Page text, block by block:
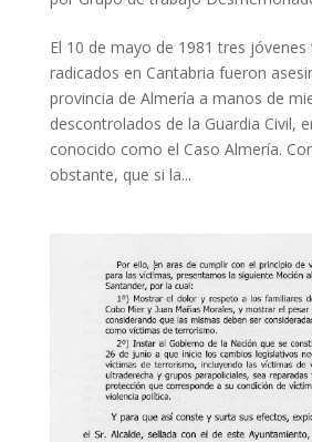
El 10 de mayo de 1981 tres
radicados en Cantabria fueron
provincia de Almería a manos de
descontrolados de la Guardia Civil,
conocido como el Caso Almería.
obstante, que si la...